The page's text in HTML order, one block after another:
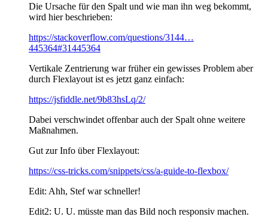
Die Ursache für den Spalt und wie man ihn weg bekommt,
wird hier beschrieben:
https://stackoverflow.com/questions/3144…
445364#31445364
Vertikale Zentrierung war früher ein gewisses Problem aber
durch Flexlayout ist es jetzt ganz einfach:
https://jsfiddle.net/9b83hsLq/2/
Dabei verschwindet offenbar auch der Spalt ohne weitere
Maßnahmen.
Gut zur Info über Flexlayout:
https://css-tricks.com/snippets/css/a-guide-to-flexbox/
Edit: Ahh, Stef war schneller!
Edit2: U. U. müsste man das Bild noch responsiv machen.